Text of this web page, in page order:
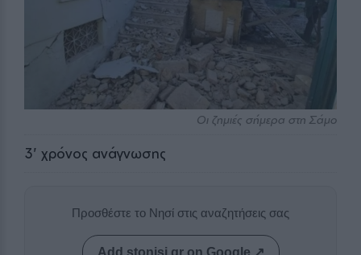
Οι ζημιές σήμερα στη Σάμο
3' χρόνος ανάγνωσης
Προσθέστε το Νησί στις αναζητήσεις σας
Add stonisi.gr on Google ↗